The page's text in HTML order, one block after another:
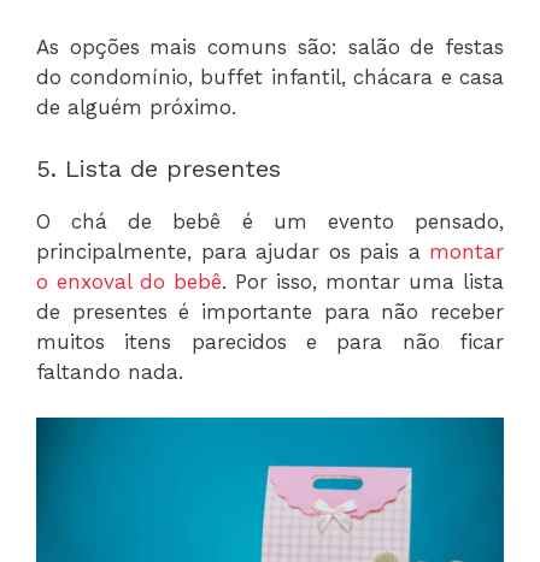
As opções mais comuns são: salão de festas
do condomínio, buffet infantil, chácara e casa
de alguém próximo.
5. Lista de presentes
O chá de bebê é um evento pensado,
principalmente, para ajudar os pais a montar
o enxoval do bebê. Por isso, montar uma lista
de presentes é importante para não receber
muitos itens parecidos e para não ficar
faltando nada.